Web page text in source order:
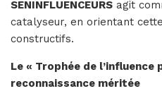
SENINFLUENCEURS agit
catalyseur, en orientant
constructifs.
Le « Trophée de l’influence
reconnaissance méritée